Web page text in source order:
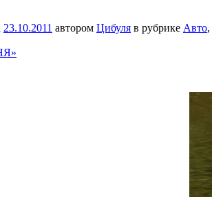
23.10.2011 автором Цибуля в рубрике Авто,